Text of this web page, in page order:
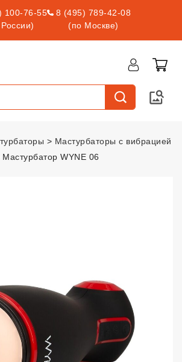
100-76-55
8 (495) 789-42-08
(по Москве)
Мастурбаторы с вибрацией
Мастурбатор WYNE 06